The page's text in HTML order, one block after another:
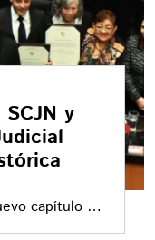
y
capítulo en
se realizó